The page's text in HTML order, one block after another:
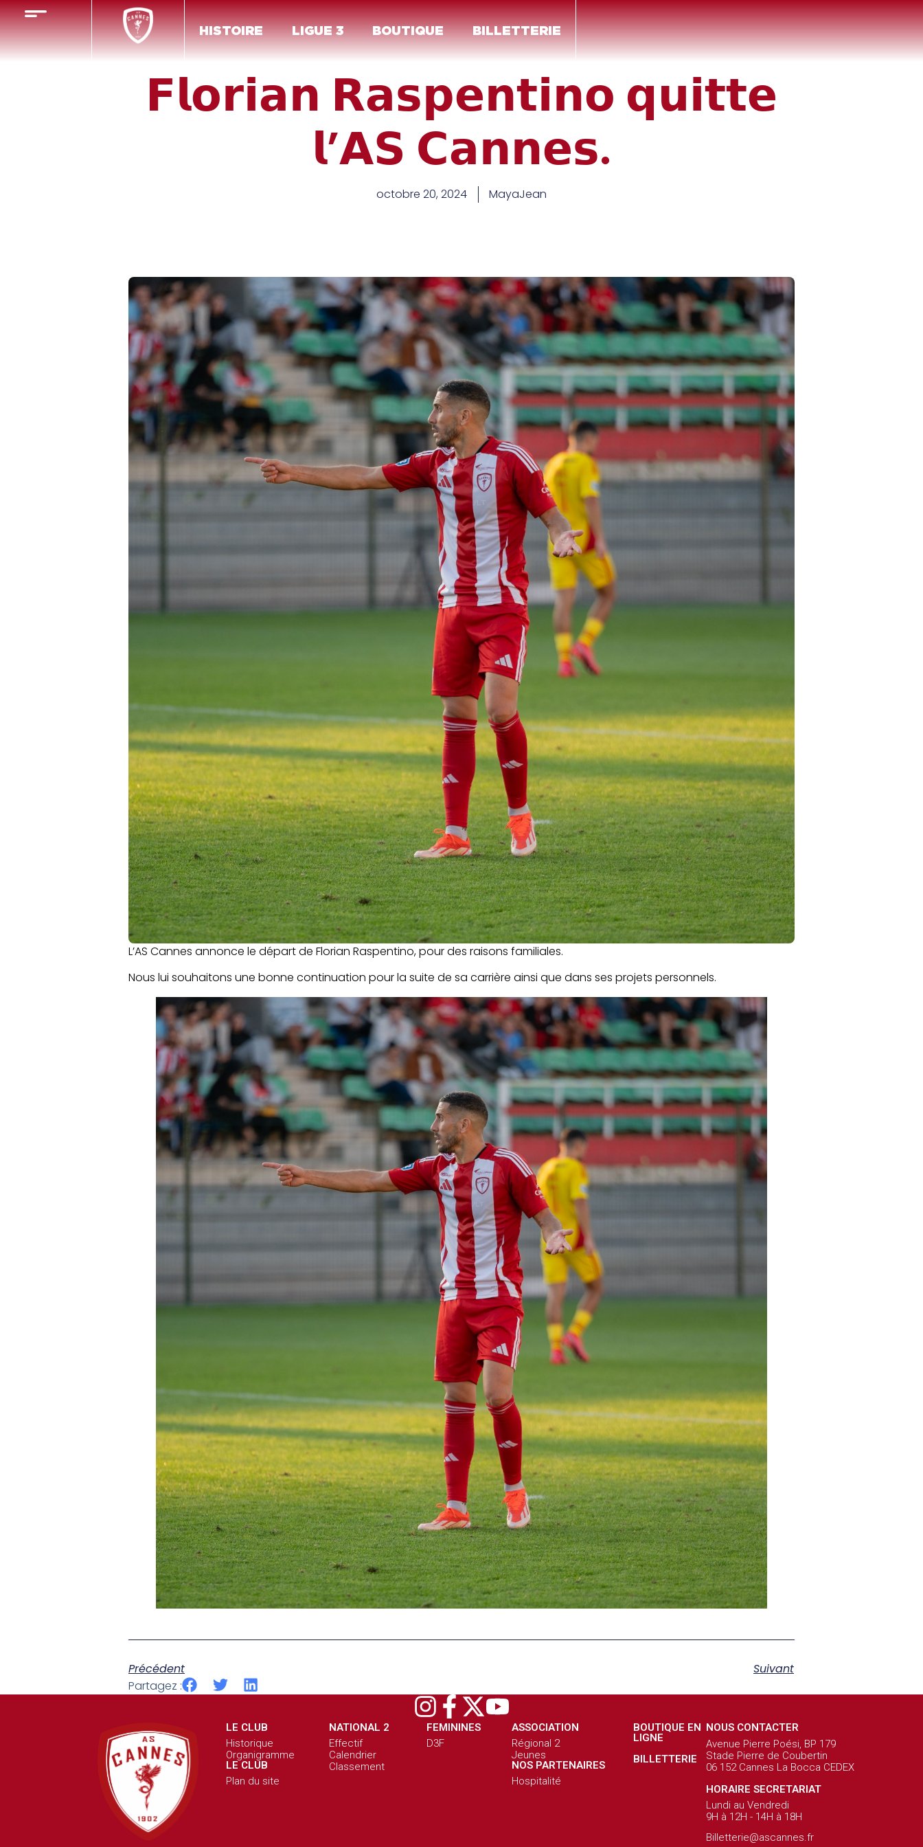
HISTOIRE LIGUE 3 BOUTIQUE BILLETTERIE
𝗙𝗹𝗼𝗿𝗶𝗮𝗻 𝗥𝗮𝘀𝗽𝗲𝗻𝘁𝗶𝗻𝗼 𝗾𝘂𝗶𝘁𝘁𝗲
𝗹’𝗔𝗦 𝗖𝗮𝗻𝗻𝗲𝘀.
octobre 20, 2024 MayaJean
L’AS Cannes annonce le départ de Florian Raspentino, pour des raisons familiales.
Nous lui souhaitons une bonne continuation pour la suite de sa carrière ainsi que dans ses projets personnels.
Précédent
Suivant
Partagez :
LE CLUB
Historique
Organigramme
LE CLUB
Plan du site
NATIONAL 2
Effectif
Calendrier
Classement
FEMININES
D3F
ASSOCIATION
Régional 2
Jeunes
NOS PARTENAIRES
Hospitalité
BOUTIQUE EN
LIGNE
BILLETTERIE
NOUS CONTACTER
Avenue Pierre Poési, BP 179
Stade Pierre de Coubertin
06 152 Cannes La Bocca CEDEX
HORAIRE SECRETARIAT
Lundi au Vendredi
9H à 12H - 14H à 18H
Billetterie@ascannes.fr